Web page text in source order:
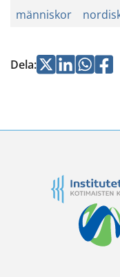
människor
Dela:Jaa Jaa Jaa
Jaa